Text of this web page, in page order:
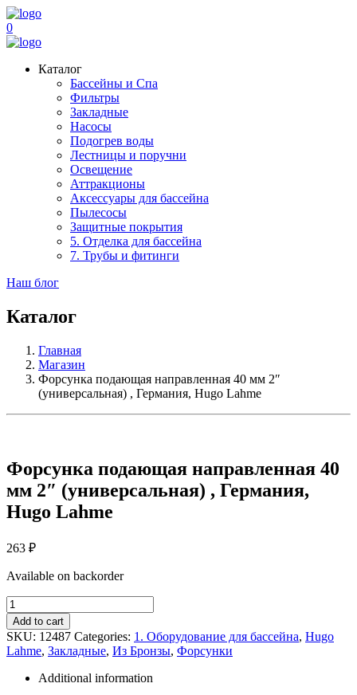
0
Каталог
Бассейны и Спа
Фильтры
Закладные
Насосы
Подогрев воды
Лестницы и поручни
Освещение
Аттракционы
Аксессуары для бассейна
Пылесосы
Защитные покрытия
5. Отделка для бассейна
7. Трубы и фитинги
Наш блог
Каталог
Главная
Магазин
Форсунка подающая направленная 40 мм 2″
(универсальная) , Германия, Hugo Lahme
Форсунка подающая направленная 40
мм 2″ (универсальная) , Германия,
Hugo Lahme
263 ₽
Available on backorder
Форсунка
подающая
направленная
40
мм
Add to cart
SKU: 12487 Categories: 1. Оборудование для бассейна, Hugo
Lahme, Закладные, Из Бронзы, Форсунки
Additional information